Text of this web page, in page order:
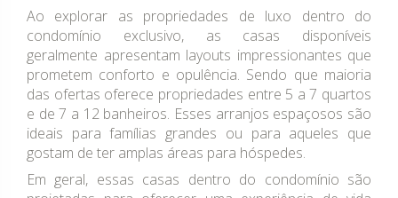
Ao explorar as propriedades de luxo dentro do
condomínio exclusivo, as casas disponíveis
geralmente apresentam layouts impressionantes que
prometem conforto e opulência. Sendo que maioria
das ofertas oferece propriedades entre 5 a 7 quartos
e de 7 a 12 banheiros. Esses arranjos espaçosos são
ideais para famílias grandes ou para aqueles que
gostam de ter amplas áreas para hóspedes.
Em geral, essas casas dentro do condomínio são